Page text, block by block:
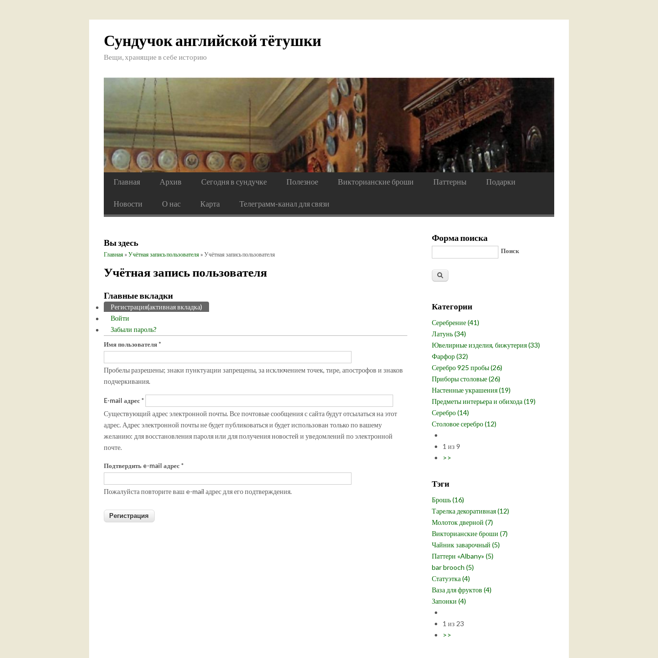
Сундучок английской тётушки
Вещи, хранящие в себе историю
Главная Архив Сегодня в сундучке Полезное Викторианские броши Паттерны Подарки
Новости О нас Карта Телеграмм-канал для связи
Вы здесь
Главная » Учётная запись пользователя » Учётная запись пользователя
Учётная запись пользователя
Главные вкладки
Регистрация(активная вкладка)
Войти
Забыли пароль?
Имя пользователя*
Пробелы разрешены; знаки пунктуации запрещены, за исключением точек, тире, апострофов и знаков
подчеркивания.
E-mail адрес*
Существующий адрес электронной почты. Все почтовые сообщения с сайта будут отсылаться на этот
адрес. Адрес электронной почты не будет публиковаться и будет использован только по вашему
желанию: для восстановления пароля или для получения новостей и уведомлений по электронной
почте.
Подтвердить e-mail адрес*
Пожалуйста повторите ваш e-mail адрес для его подтверждения.
Форма поиска
Поиск
Категории
Серебрение (41)
Латунь (34)
Ювелирные изделия, бижутерия (33)
Фарфор (32)
Серебро 925 пробы (26)
Приборы столовые (26)
Настенные украшения (19)
Предметы интерьера и обихода (19)
Серебро (14)
Столовое серебро (12)
1 из 9
>>
Тэги
Брошь (16)
Тарелка декоративная (12)
Молоток дверной (7)
Викторианские броши (7)
Чайник заварочный (5)
Паттерн «Albany» (5)
bar brooch (5)
Статуэтка (4)
Ваза для фруктов (4)
Запонки (4)
1 из 23
>>